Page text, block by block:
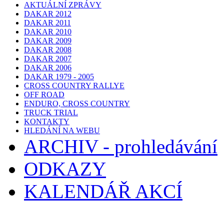
AKTUÁLNÍ ZPRÁVY
DAKAR 2012
DAKAR 2011
DAKAR 2010
DAKAR 2009
DAKAR 2008
DAKAR 2007
DAKAR 2006
DAKAR 1979 - 2005
CROSS COUNTRY RALLYE
OFF ROAD
ENDURO, CROSS COUNTRY
TRUCK TRIAL
KONTAKTY
HLEDÁNÍ NA WEBU
ARCHIV - prohledávání
ODKAZY
KALENDÁŘ AKCÍ